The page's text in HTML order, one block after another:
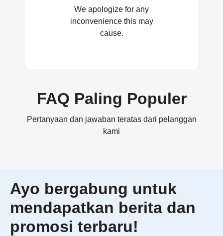
We apologize for any
inconvenience this may
cause.
FAQ Paling Populer
Pertanyaan dan jawaban teratas dari pelanggan
kami
Ayo bergabung untuk
mendapatkan berita dan
promosi terbaru!